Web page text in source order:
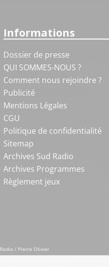
Informations
Dossier de presse
QUI SOMMES-NOUS ?
Comment nous rejoindre ?
Publicité
Mentions Légales
CGU
Politique de confidentialité
Sitemap
Archives Sud Radio
Archives Programmes
Règlement jeux
/ Pierre Olivier